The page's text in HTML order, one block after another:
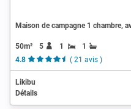
Maison de campagne 1 chambre,
50m² 5 1
1
4.8
( 21 avis )
Likibu
Détails